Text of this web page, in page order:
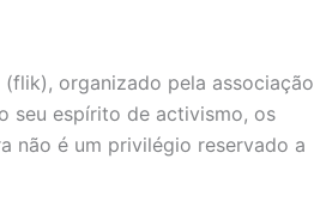
organizado pela associação
seu espírito de activismo, os
não é um privilégio reservado a